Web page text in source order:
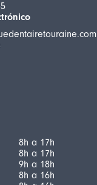
8h a 17h
8h a 17h
9h a 18h
8h a 16h